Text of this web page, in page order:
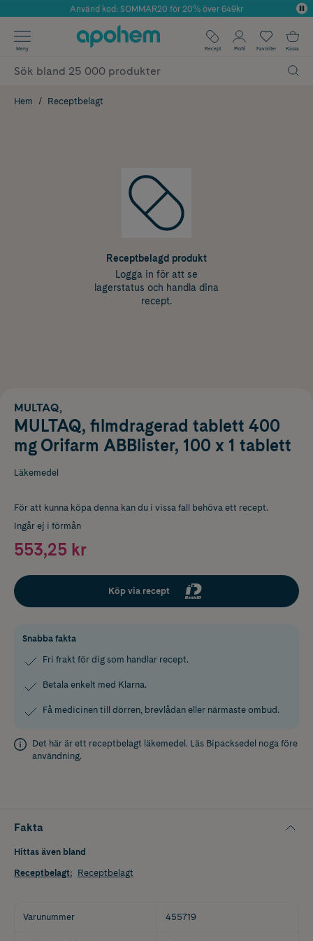
Årets Butik 2025 inom Skönhet
Använd kod: SOMMAR20 för 20% över 649kr
✓ Fri frakt
✓ Poäng på alla köp*
Meny Recept Profil Favoriter Kassa
Hem Receptbelagt
Receptbelagd produkt
Logga in för att se
lagerstatus och handla dina
recept.
MULTAQ,
MULTAQ, filmdragerad tablett 400
mg Orifarm ABBlister, 100 x 1 tablett
Läkemedel
För att kunna köpa denna kan du i vissa fall behöva ett recept.
Ingår ej i förmån
553,25 kr
Köp via recept
Snabba fakta
Fri frakt för dig som handlar recept.
Betala enkelt med Klarna.
Få medicinen till dörren, brevlådan eller närmaste ombud.
Det här är ett receptbelagt läkemedel. Läs Bipacksedel noga före
användning.
Fakta
Hittas även bland
Receptbelagt: Receptbelagt
Varunummer 455719